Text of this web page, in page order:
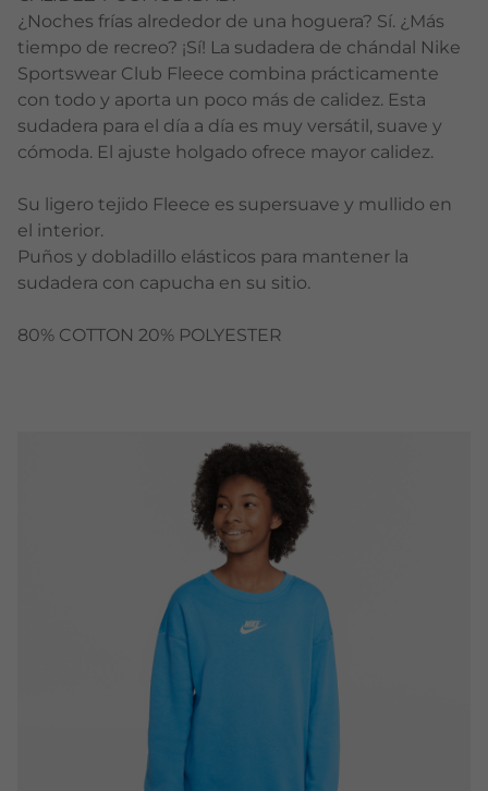
¿Noches frías alrededor de una hoguera? Sí. ¿Más
tiempo de recreo? ¡Sí! La sudadera de chándal Nike
Sportswear Club Fleece combina prácticamente
con todo y aporta un poco más de calidez. Esta
sudadera para el día a día es muy versátil, suave y
cómoda. El ajuste holgado ofrece mayor calidez.
Su ligero tejido Fleece es supersuave y mullido en
el interior.
Puños y dobladillo elásticos para mantener la
sudadera con capucha en su sitio.
80% COTTON 20% POLYESTER